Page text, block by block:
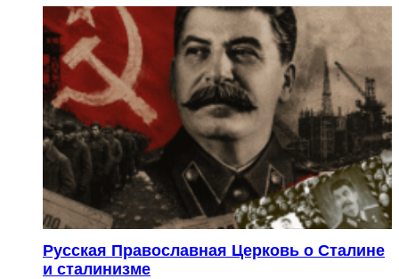
Русская Православная Церковь о Сталине
и сталинизме